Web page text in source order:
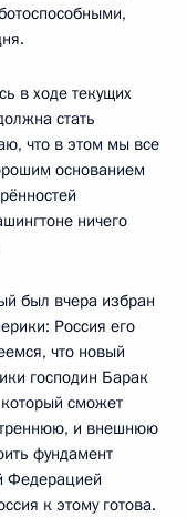
в ходе текущих
стать
что в этом мы все
основанием
ничего
был вчера избран
Россия его
что новый
господин Барак
сможет
и внешнюю
фундамент
Федерацией
к этому готова.